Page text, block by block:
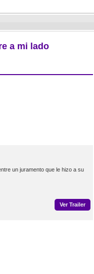
a mi lado
un juramento que le hizo a su
Ver Trailer